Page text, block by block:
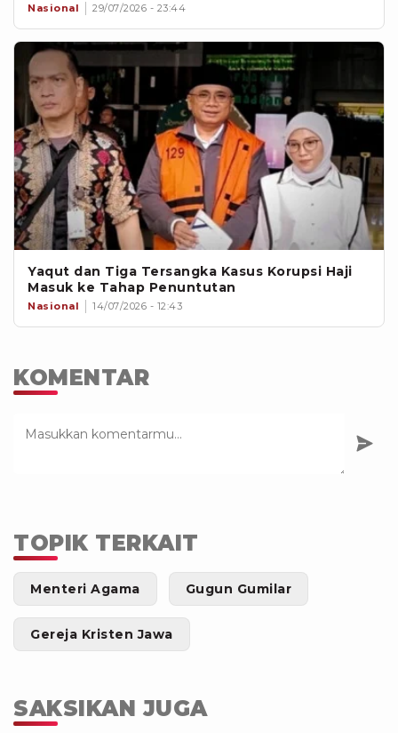
Nasional 29/07/2026 - 23:44
Yaqut dan Tiga Tersangka Kasus Korupsi Haji
Masuk ke Tahap Penuntutan
Nasional 14/07/2026 - 12:43
KOMENTAR
TOPIK TERKAIT
Menteri Agama Gugun Gumilar
Gereja Kristen Jawa
SAKSIKAN JUGA